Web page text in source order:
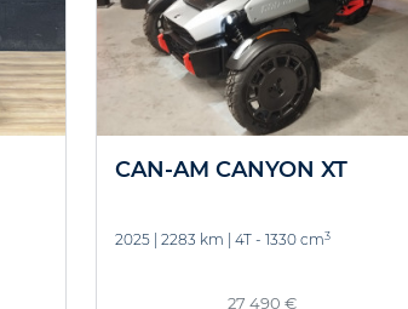
CAN-AM CANYON XT
2025| 2283 km 4T - 1330 cm3
27 490 €